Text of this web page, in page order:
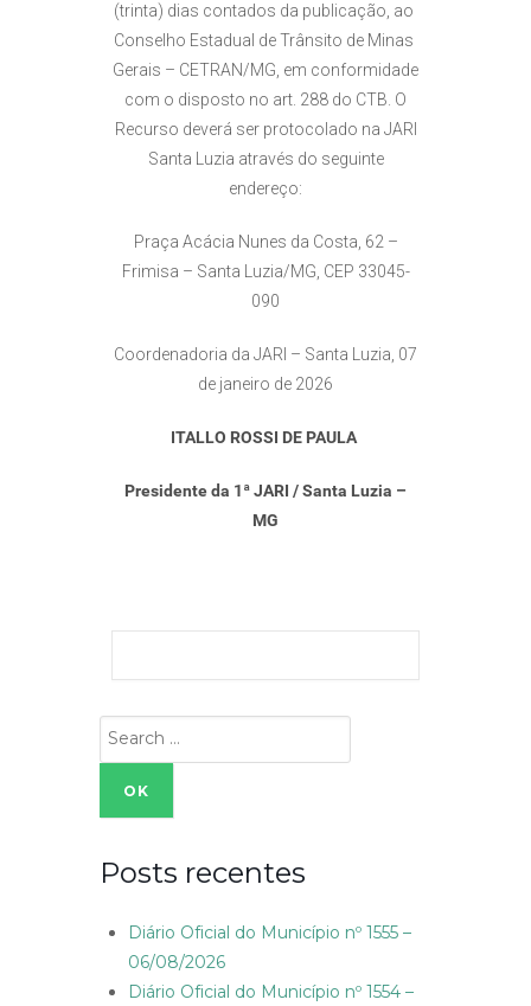
(trinta) dias contados da publicação, ao
Conselho Estadual de Trânsito de Minas
Gerais – CETRAN/MG, em conformidade
com o disposto no art. 288 do CTB. O
Recurso deverá ser protocolado na JARI
Santa Luzia através do seguinte
endereço:
Praça Acácia Nunes da Costa, 62 –
Frimisa – Santa Luzia/MG, CEP 33045-
090
Coordenadoria da JARI – Santa Luzia, 07
de janeiro de 2026
ITALLO ROSSI DE PAULA
Presidente da 1ª JARI / Santa Luzia –
MG
Search
for:
Posts recentes
Diário Oficial do Município nº 1555 –
06/08/2026
Diário Oficial do Município nº 1554 –